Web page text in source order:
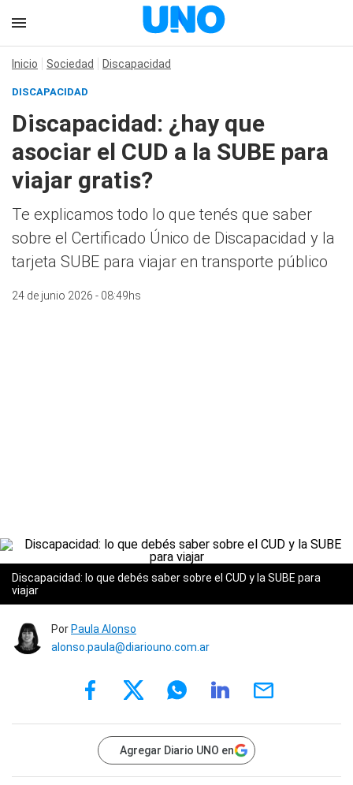
Inicio Sociedad Discapacidad
DISCAPACIDAD
Discapacidad: ¿hay que
asociar el CUD a la SUBE para
viajar gratis?
Te explicamos todo lo que tenés que saber
sobre el Certificado Único de Discapacidad y la
tarjeta SUBE para viajar en transporte público
24 de junio 2026 - 08:49hs
Discapacidad: lo que debés saber sobre el CUD y la SUBE para
viajar
Por Paula Alonso
alonso.paula@diariouno.com.ar
Agregar Diario UNO en